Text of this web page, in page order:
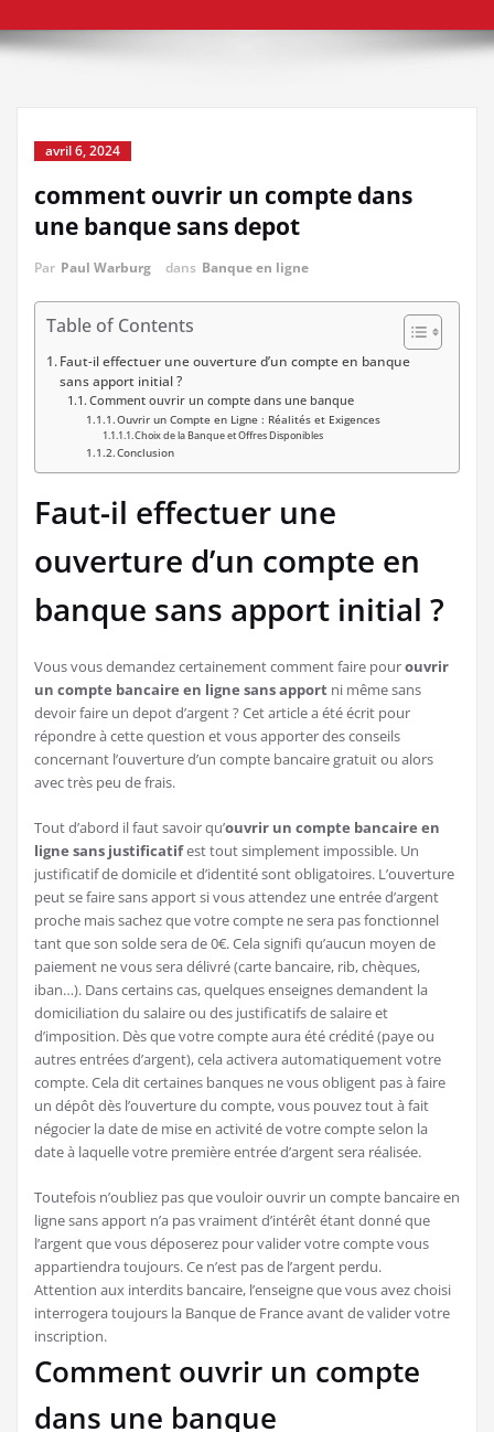
avril 6, 2024
comment ouvrir un compte dans
une banque sans depot
Par Paul Warburg dans Banque en ligne
Table of Contents
Faut-il effectuer une ouverture d’un compte en banque
sans apport initial ?
Comment ouvrir un compte dans une banque
Ouvrir un Compte en Ligne : Réalités et Exigences
Choix de la Banque et Offres Disponibles
Conclusion
Faut-il effectuer une
ouverture d’un compte en
banque sans apport initial ?
Vous vous demandez certainement comment faire pourouvrir
un compte bancaire en ligne sans apport ni même sans
devoir faire un depot d’argent ? Cet article a été écrit pour
répondre à cette question et vous apporter des conseils
concernant l’ouverture d’un compte bancaire gratuit ou alors
avec très peu de frais.
Tout d’abord il faut savoir qu’ouvrir un compte bancaire en
ligne sans justificatifest tout simplement impossible. Un
justificatif de domicile et d’identité sont obligatoires. L’ouverture
peut se faire sans apport si vous attendez une entrée d’argent
proche mais sachez que votre compte ne sera pas fonctionnel
tant que son solde sera de 0€. Cela signifi qu’aucun moyen de
paiement ne vous sera délivré (carte bancaire, rib, chèques,
iban…). Dans certains cas, quelques enseignes demandent la
domiciliation du salaire ou des justificatifs de salaire et
d’imposition. Dès que votre compte aura été crédité (paye ou
autres entrées d’argent), cela activera automatiquement votre
compte. Cela dit certaines banques ne vous obligent pas à faire
un dépôt dès l’ouverture du compte, vous pouvez tout à fait
négocier la date de mise en activité de votre compte selon la
date à laquelle votre première entrée d’argent sera réalisée.
Toutefois n’oubliez pas que vouloir ouvrir un compte bancaire en
ligne sans apport n’a pas vraiment d’intérêt étant donné que
l’argent que vous déposerez pour valider votre compte vous
appartiendra toujours. Ce n’est pas de l’argent perdu.
Attention aux interdits bancaire, l’enseigne que vous avez choisi
interrogera toujours la Banque de France avant de valider votre
inscription.
Comment ouvrir un compte
dans une banque